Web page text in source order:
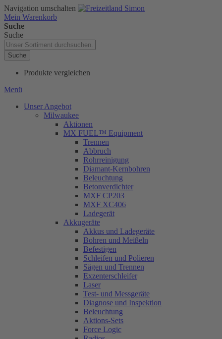
Navigation umschalten
Mein Warenkorb
Suche
Suche
Suche
Produkte vergleichen
Menü
Unser Angebot
Milwaukee
Aktionen
MX FUEL™ Equipment
Trennen
Abbruch
Rohrreinigung
Diamant-Kernbohren
Beleuchtung
Betonverdichter
MXF CP203
MXF XC406
Ladegerät
Akkugeräte
Akkus und Ladegeräte
Bohren und Meißeln
Befestigen
Schleifen und Polieren
Sägen und Trennen
Exzenterschleifer
Laser
Test- und Messgeräte
Diagnose und Inspektion
Beleuchtung
Aktions-Sets
Force Logic